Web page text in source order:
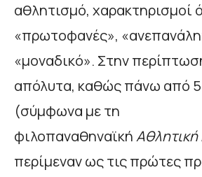
αθλητισµό, χαρακτηρισµοί
«πρωτοφανές»,
«µοναδικό». Στην
απόλυτα, καθώς πάνω από
(σύµφωνα µε τη
φιλοπαναθηναϊκή
περίµεναν ως τις πρώτες